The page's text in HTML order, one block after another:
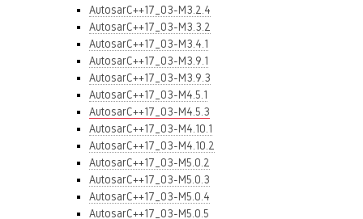
AutosarC++17_03-M3.2.4
AutosarC++17_03-M3.3.2
AutosarC++17_03-M3.4.1
AutosarC++17_03-M3.9.1
AutosarC++17_03-M3.9.3
AutosarC++17_03-M4.5.1
AutosarC++17_03-M4.5.3
AutosarC++17_03-M4.10.1
AutosarC++17_03-M4.10.2
AutosarC++17_03-M5.0.2
AutosarC++17_03-M5.0.3
AutosarC++17_03-M5.0.4
AutosarC++17_03-M5.0.5